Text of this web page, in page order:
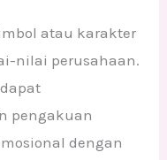
atau karakter
nilai perusahaan.
pengakuan
dengan